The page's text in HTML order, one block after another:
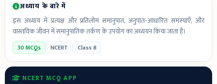
अध्याय के बारे में
इस अध्याय में प्रत्यक्ष और प्रतिलोम समानुपात, अनुपात-आधारित समस्याएँ, और
वास्तविक जीवन में समानुपातिक तर्कण के उपयोग का अध्ययन किया जाता है।
30 MCQs NCERT Class 8
NCERT MCQ APP